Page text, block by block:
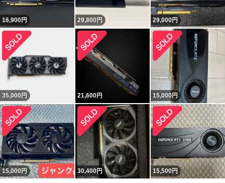
16,900円 29,800円 29,000円
35,000 円 21,600円 15,000円
15,000円 30,400円 15,500円